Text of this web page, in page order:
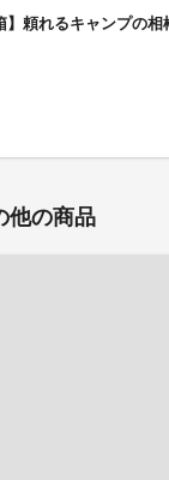
】頼れるキャンプの
他の商品